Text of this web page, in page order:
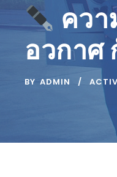
คว
อวกาศ
BY ADMIN